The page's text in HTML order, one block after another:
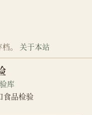
。 关于本站
库
食品检验